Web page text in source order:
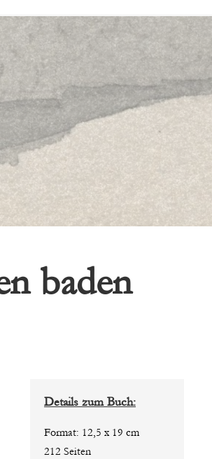
baden
Details zum Buch:
Format: 12,5 x 19 cm
212 Seiten